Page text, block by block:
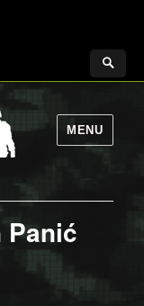
MENU
Panić